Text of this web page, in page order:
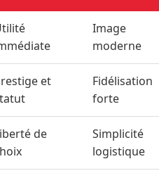
Image
moderne
et
Fidélisation
forte
de
Simplicité
logistique